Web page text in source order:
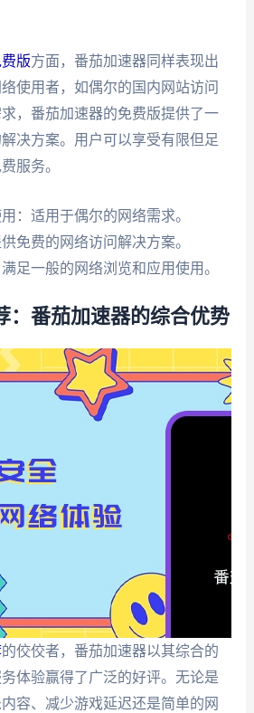
版方面，番茄加速器同样表现出
使用者，如偶尔的国内网站访问
，番茄加速器的免费版提供了一
决方案。用户可以享受有限但足
服务。
：适用于偶尔的网络需求。
免费的网络访问解决方案。
足一般的网络浏览和应用使用。
：番茄加速器的综合优势
的佼佼者，番茄加速器以其综合的
体验赢得了广泛的好评。无论是
容、减少游戏延迟还是简单的网